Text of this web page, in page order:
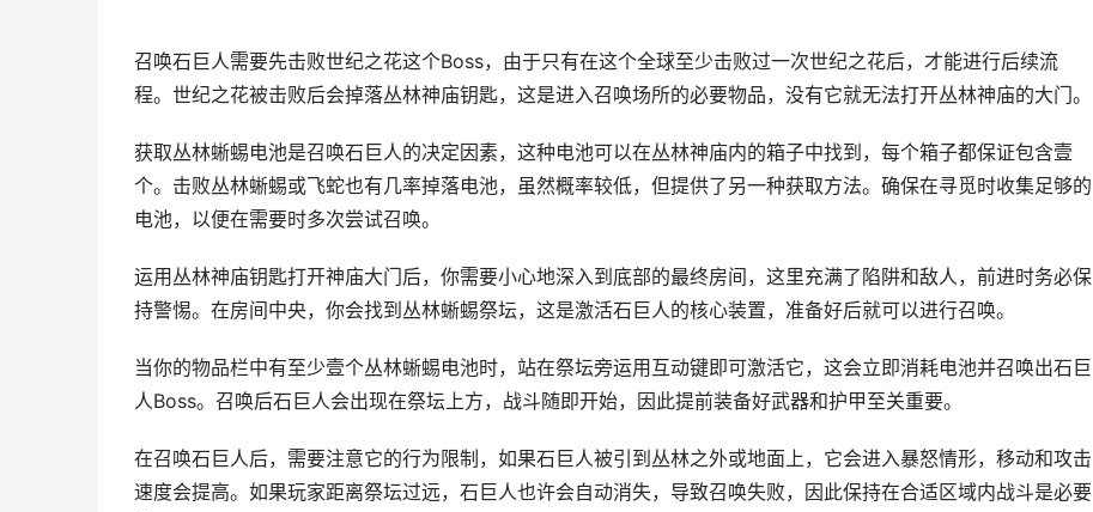
召唤石巨人需要先击败世纪之花这个Boss，由于只有在这个全球至少击败过一次世纪之花后，才能进行后续流
程。世纪之花被击败后会掉落丛林神庙钥匙，这是进入召唤场所的必要物品，没有它就无法打开丛林神庙的大门。
获取丛林蜥蜴电池是召唤石巨人的决定因素，这种电池可以在丛林神庙内的箱子中找到，每个箱子都保证包含壹
个。击败丛林蜥蜴或飞蛇也有几率掉落电池，虽然概率较低，但提供了另一种获取方法。确保在寻觅时收集足够的
电池，以便在需要时多次尝试召唤。
运用丛林神庙钥匙打开神庙大门后，你需要小心地深入到底部的最终房间，这里充满了陷阱和敌人，前进时务必保
持警惕。在房间中央，你会找到丛林蜥蜴祭坛，这是激活石巨人的核心装置，准备好后就可以进行召唤。
当你的物品栏中有至少壹个丛林蜥蜴电池时，站在祭坛旁运用互动键即可激活它，这会立即消耗电池并召唤出石巨
人Boss。召唤后石巨人会出现在祭坛上方，战斗随即开始，因此提前装备好武器和护甲至关重要。
在召唤石巨人后，需要注意它的行为限制，如果石巨人被引到丛林之外或地面上，它会进入暴怒情形，移动和攻击
速度会提高。如果玩家距离祭坛过远，石巨人也许会自动消失，导致召唤失败，因此保持在合适区域内战斗是必要